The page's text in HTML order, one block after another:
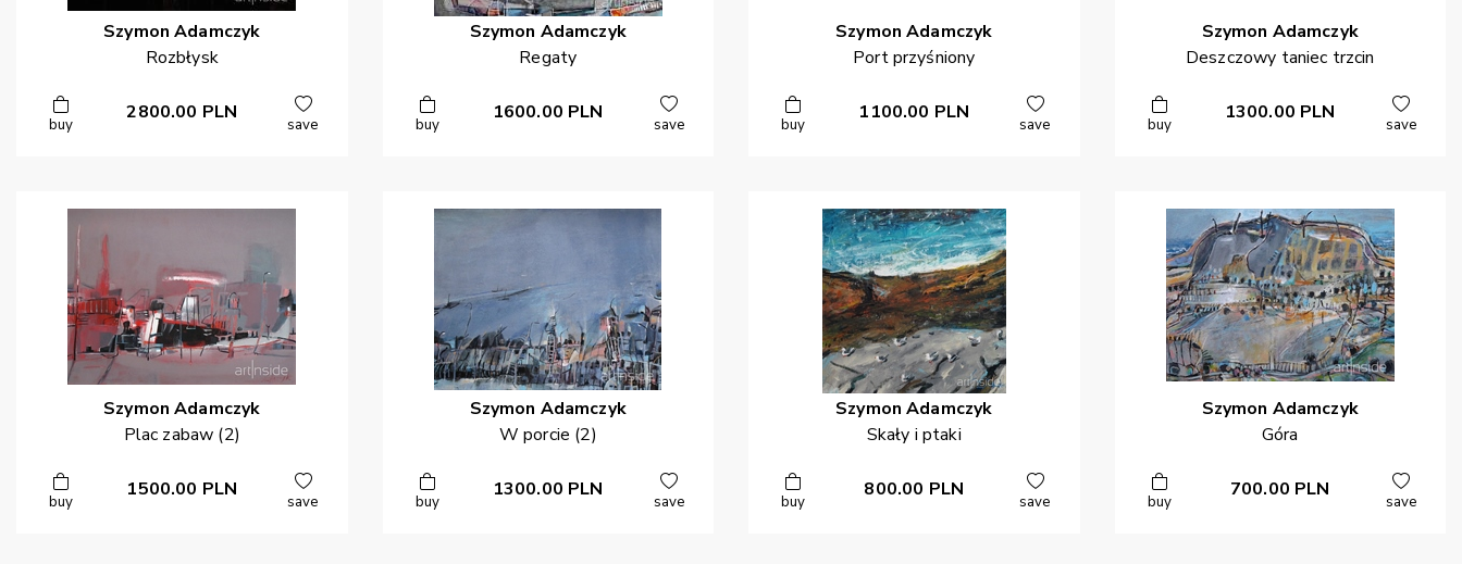
Szymon Adamczyk
Rozbłysk
buy
2800.00 PLN
save
Szymon Adamczyk
Regaty
buy
1600.00 PLN
save
Szymon Adamczyk
Port przyśniony
buy
1100.00 PLN
save
Szymon Adamczyk
Deszczowy taniec trzcin
buy
1300.00 PLN
save
Szymon Adamczyk
Plac zabaw (2)
buy
1500.00 PLN
save
Szymon Adamczyk
W porcie (2)
buy
1300.00 PLN
save
Szymon Adamczyk
Skały i ptaki
buy
800.00 PLN
save
Szymon Adamczyk
Góra
buy
700.00 PLN
save